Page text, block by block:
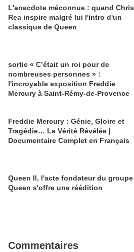
L'anecdote méconnue : quand Chris
Rea inspire malgré lui l'intro d'un
classique de Queen
sortie « C’était un roi pour de
nombreuses personnes » :
l'incroyable exposition Freddie
Mercury à Saint-Rémy-de-Provence
Freddie Mercury : Génie, Gloire et
Tragédie… La Vérité Révélée |
Documentaire Complet en Français
Queen II, l'acte fondateur du groupe
Queen s'offre une réédition
Commentaires